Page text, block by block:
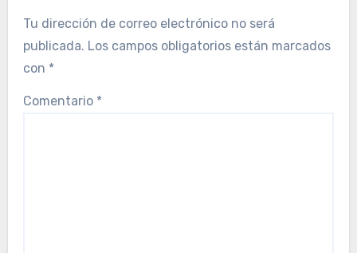
Tu dirección de correo electrónico no será
publicada. Los campos obligatorios están marcados
con *
Comentario *